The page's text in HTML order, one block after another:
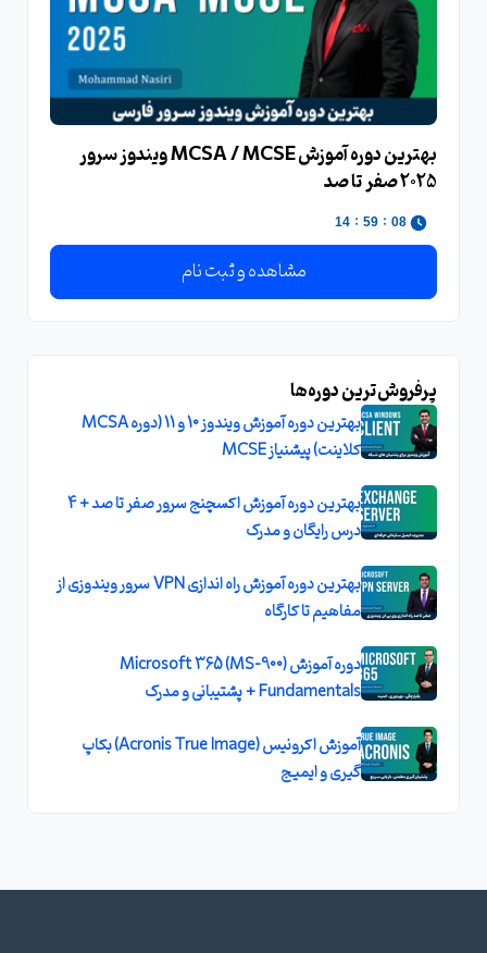
بهترین دوره آموزش MCSA / MCSE ویندوز سرور
2025 صفر تا صد
08
:
59
:
14
مشاهده و ثبت نام
پرفروش‌ترین دوره‌ها
بهترین دوره آموزش ویندوز 10 و 11 (دوره MCSA
کلاینت) پیشنیاز MCSE
بهترین دوره آموزش اکسچنج سرور صفر تا صد + 4
درس رایگان و مدرک
بهترین دوره آموزش راه اندازی VPN سرور ویندوزی از
مفاهیم تا کارگاه
دوره آموزش (MS-900) Microsoft 365
Fundamentals + پشتیبانی و مدرک
آموزش اکرونیس (Acronis True Image) بکاپ
گیری و ایمیج